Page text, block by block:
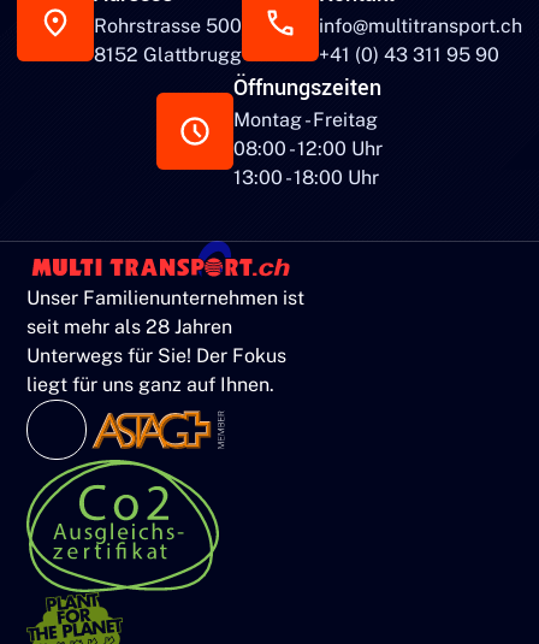
Rohrstrasse 500
8152 Glattbrugg
info@multitransport.ch
+41 (0) 43 311 95 90
Öffnungszeiten
Montag - Freitag
08:00 - 12:00 Uhr
13:00 - 18:00 Uhr
Unser Familienunternehmen ist
seit mehr als 28 Jahren
Unterwegs für Sie! Der Fokus
liegt für uns ganz auf Ihnen.